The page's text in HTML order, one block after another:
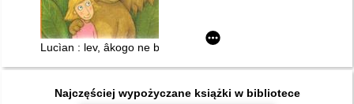
Lucìan : lev, âkogo ne bulo
Najczęściej wypożyczane książki w bibliotece